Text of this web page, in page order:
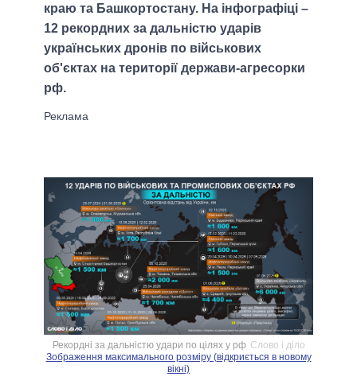
краю та Башкортостану. На інфографіці –
12 рекордних за дальністю ударів
українських дронів по військових
об'єктах на території держави-агресорки
рф.
Рекордні за дальністю удари по цілях у рф Слово і діло
Зображення максимального розміру (відкриється в новому
вікні)